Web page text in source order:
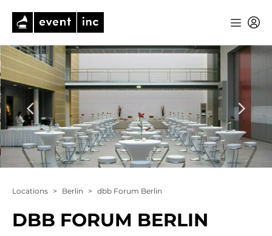
Locations > Berlin > dbb Forum Berlin
DBB FORUM BERLIN